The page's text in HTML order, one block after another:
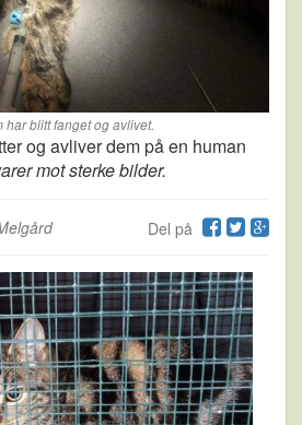
har blitt fanget og avlivet.
og avliver dem på en human
mot sterke bilder.
Del på